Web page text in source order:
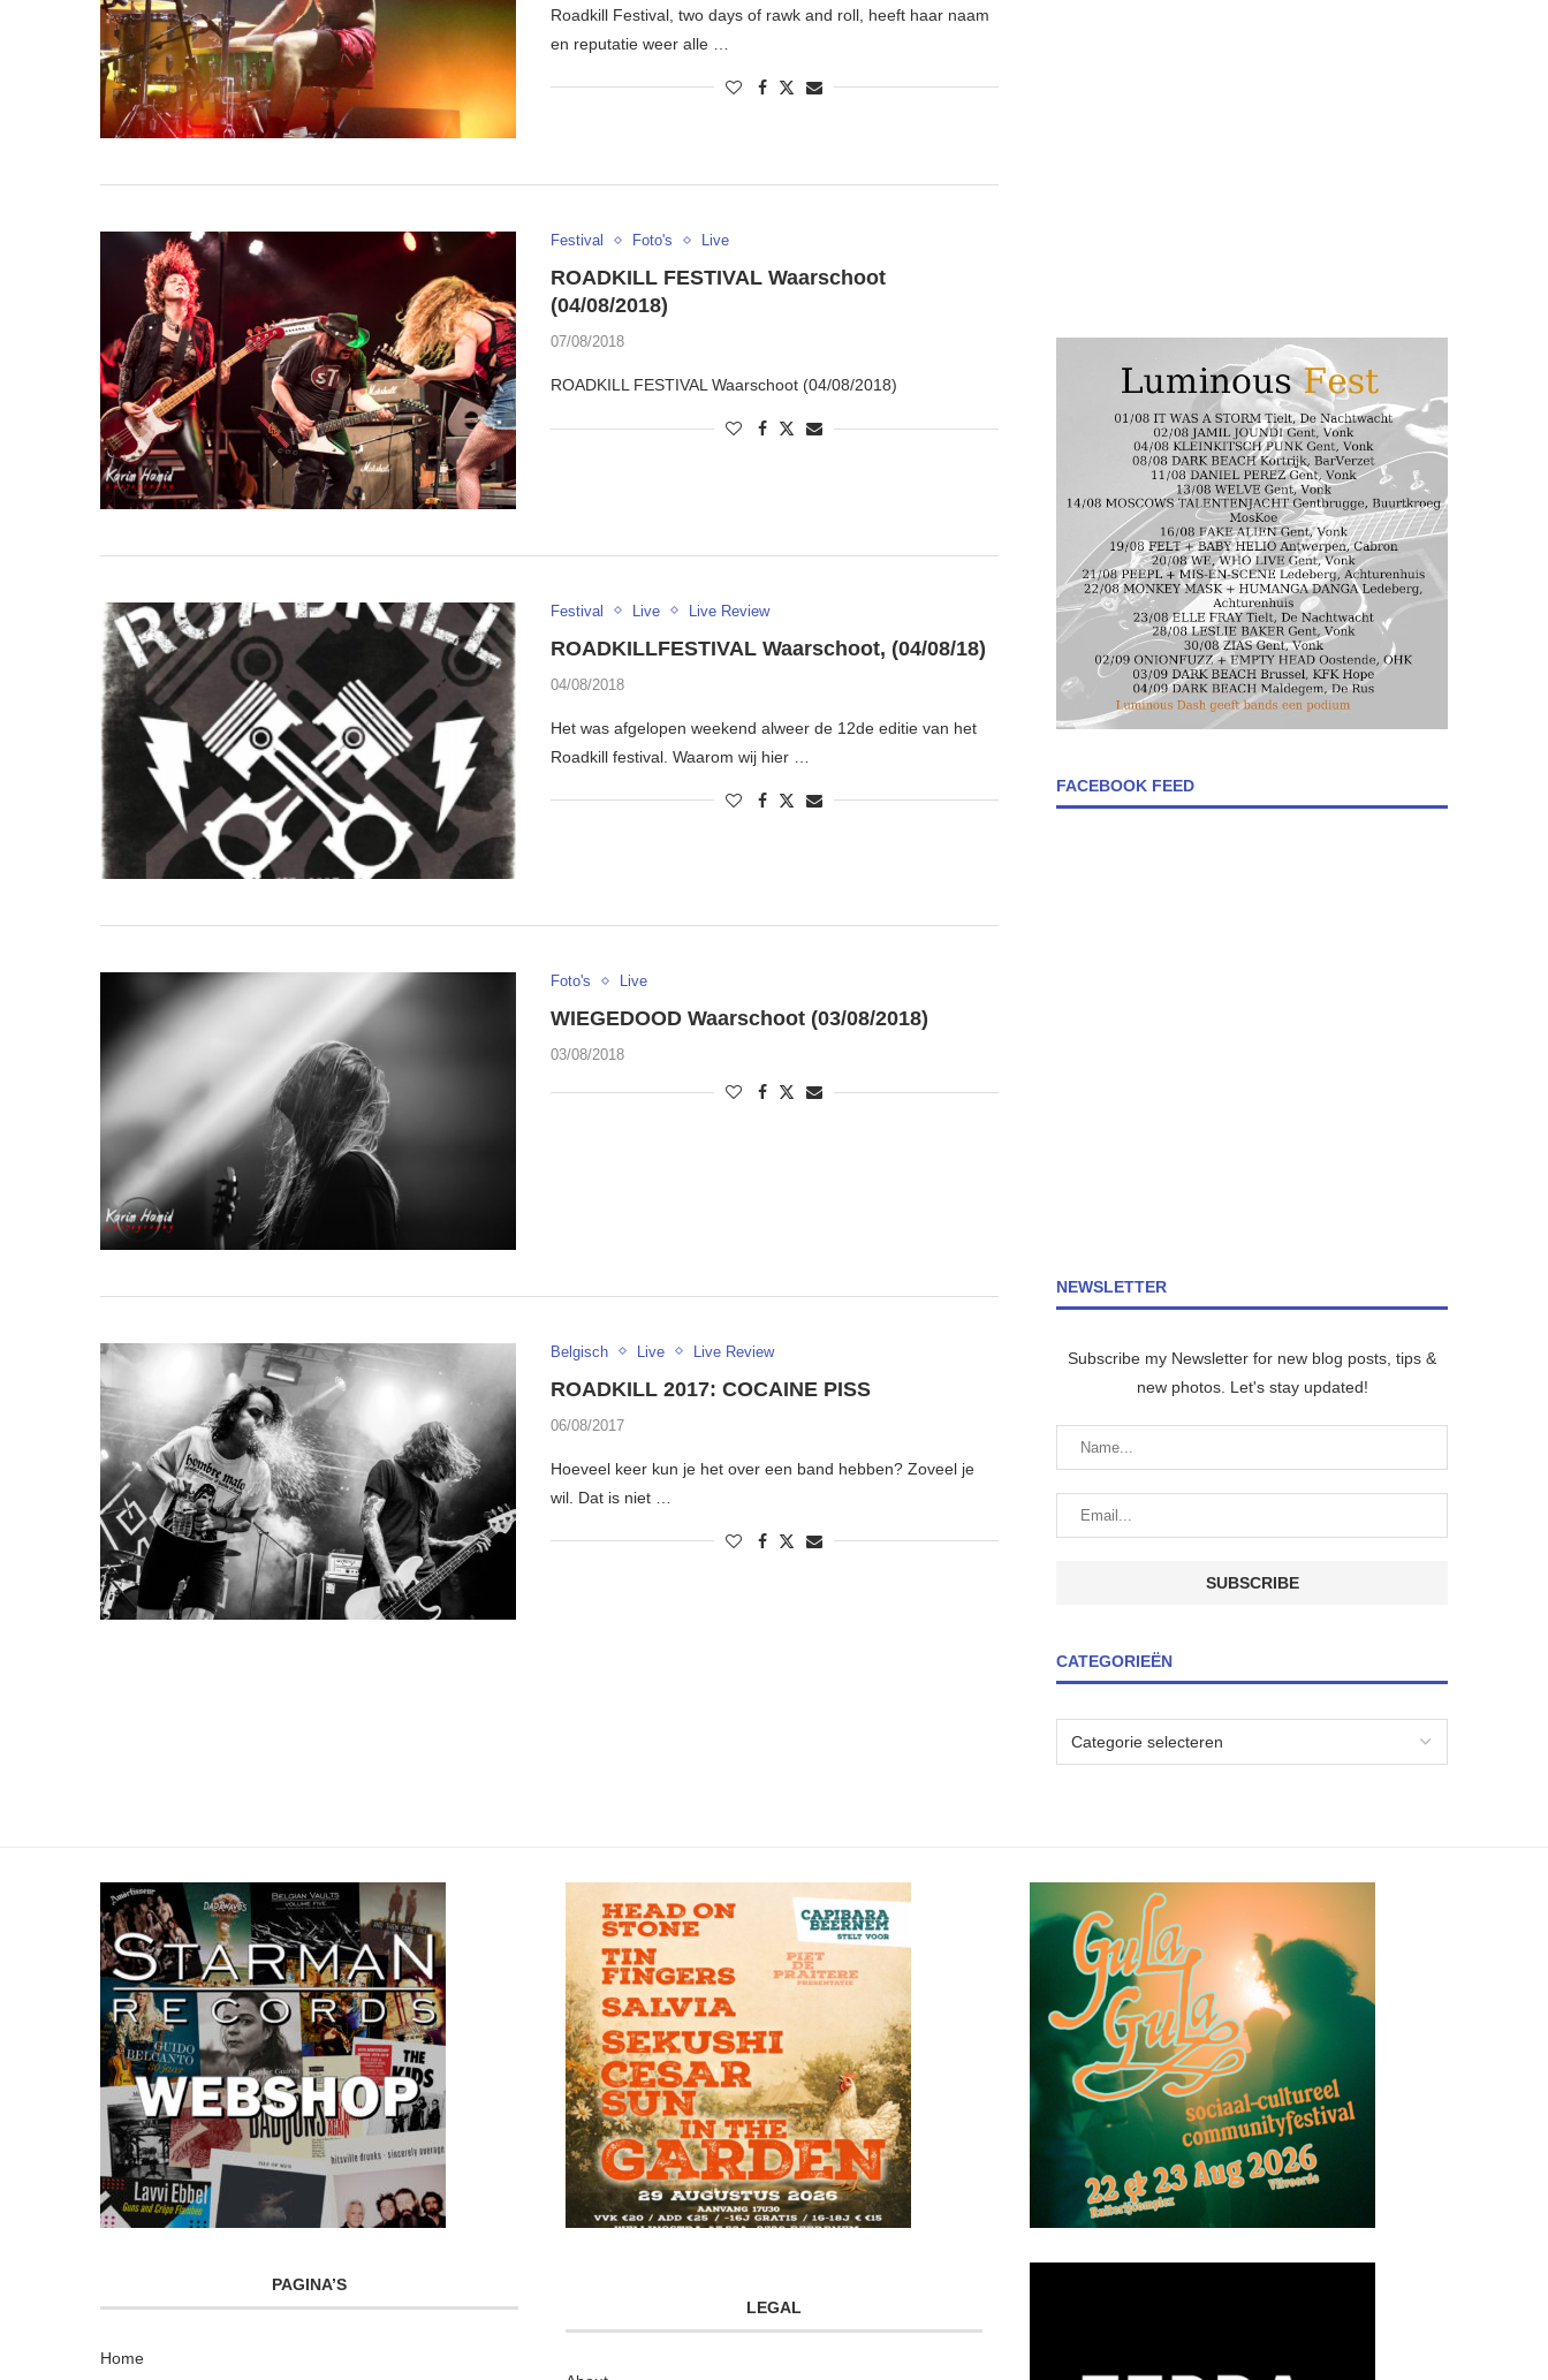
Roadkill Festival, two days of rawk and roll, heeft haar naam
en reputatie weer alle …
Festival Foto's Live
ROADKILL FESTIVAL Waarschoot
(04/08/2018)
07/08/2018
ROADKILL FESTIVAL Waarschoot (04/08/2018)
Festival Live Live Review
ROADKILLFESTIVAL Waarschoot, (04/08/18)
04/08/2018
Het was afgelopen weekend alweer de 12de editie van het
Roadkill festival. Waarom wij hier …
Foto's Live
WIEGEDOOD Waarschoot (03/08/2018)
03/08/2018
Belgisch Live Live Review
ROADKILL 2017: COCAINE PISS
06/08/2017
Hoeveel keer kun je het over een band hebben? Zoveel je
wil. Dat is niet …
FACEBOOK FEED
NEWSLETTER
Subscribe my Newsletter for new blog posts, tips &
new photos. Let's stay updated!
CATEGORIEËN
PAGINA’S
Home
LEGAL